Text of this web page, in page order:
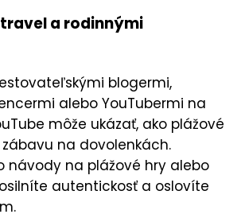
a rodinnými
blogermi,
alebo YouTubermi na
môže ukázať, ako plážové
na dovolenkách.
návody na plážové hry alebo
autentickosťa oslovíte